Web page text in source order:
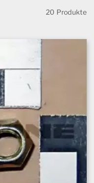
20 Produkte